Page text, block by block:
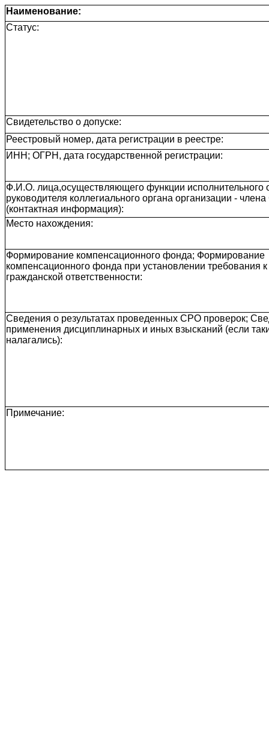
Наименование:
Статус:
Свидетельство о допуске:
Реестровый номер, дата регистрации в реестре:
ИНН; ОГРН, дата государственной регистрации:
Ф.И.О. лица,осуществляющего функции исполнительного
руководителя коллегиального органа организации -
(контактная информация):
Место нахождения:
Формирование компенсационного фонда; Формирование
компенсационного фонда при установлении требования
гражданской ответственности:
Сведения о результатах проведенных СРО проверок;
применения дисциплинарных и иных взысканий (если
налагались):
Примечание: